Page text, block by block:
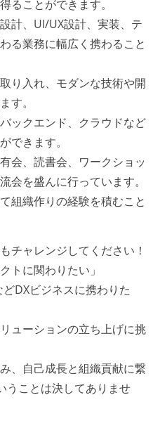
グを実施している
行われるべき」という価値
ており、日常的に実施して
をチーム全体で遵守するよ
ドに単体テストを記述、実
質チェックを義務づけてい
テレーション開発を実践
ミーティング、またはそれ
わせを行っている
に、定期的にチームでふり
ている
ることができます。
計、UI/UX設計、実装、テ
る業務に幅広く携わること
り入れ、モダンな技術や開
す。
ックエンド、クラウドなど
できます。
会、読書会、ワークショッ
会を盛んに行っています。
組織作りの経験を積むこと
チャレンジしてください！
トに関わりたい」
どDXビジネスに携わりた
ューションの立ち上げに挑
、自己成長と組織貢献に繋
うことは決してありませ